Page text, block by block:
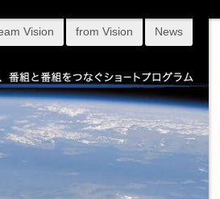
Vision from Vision News